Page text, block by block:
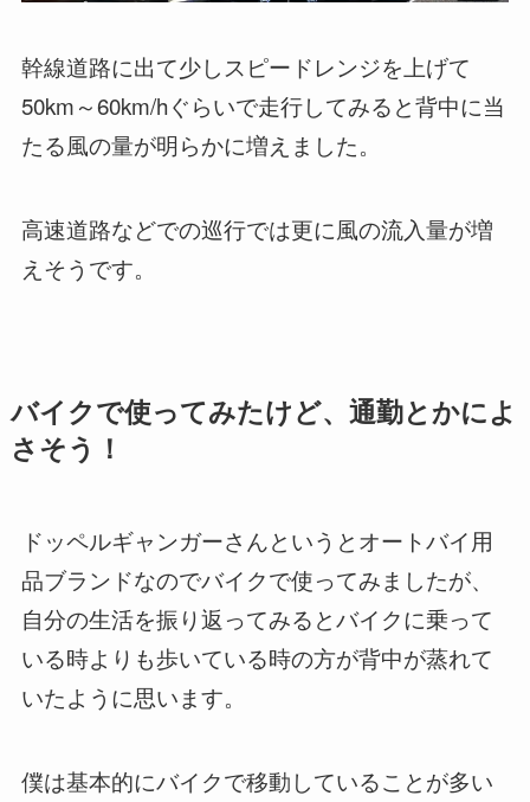
幹線道路に出て少しスピードレンジを上げて
50km～60km/hぐらいで走行してみると背中に当
たる風の量が明らかに増えました。
高速道路などでの巡行では更に風の流入量が増
えそうです。
バイクで使ってみたけど、通勤とかによ
さそう！
ドッペルギャンガーさんというとオートバイ用
品ブランドなのでバイクで使ってみましたが、
自分の生活を振り返ってみるとバイクに乗って
いる時よりも歩いている時の方が背中が蒸れて
いたように思います。
僕は基本的にバイクで移動していることが多い